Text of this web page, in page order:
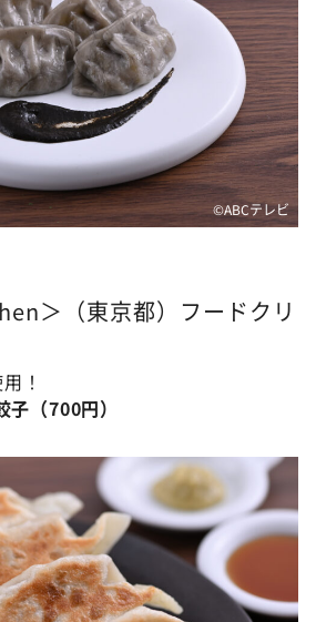
©ABCテレビ
＞（東京都）フードクリ
！
（700円）